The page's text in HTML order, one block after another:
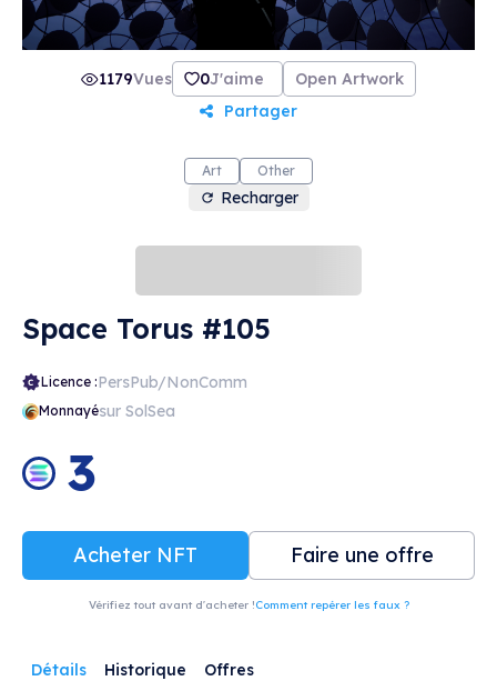
1179Vues 0J'aime
Open Artwork
Partager
Art Other
Recharger
Space Torus #105
Licence :PersPub/NonComm
Monnayésur SolSea
3
Acheter NFT Faire une offre
Vérifiez tout avant d'acheter !Comment repérer les faux ?
Détails Historique Offres